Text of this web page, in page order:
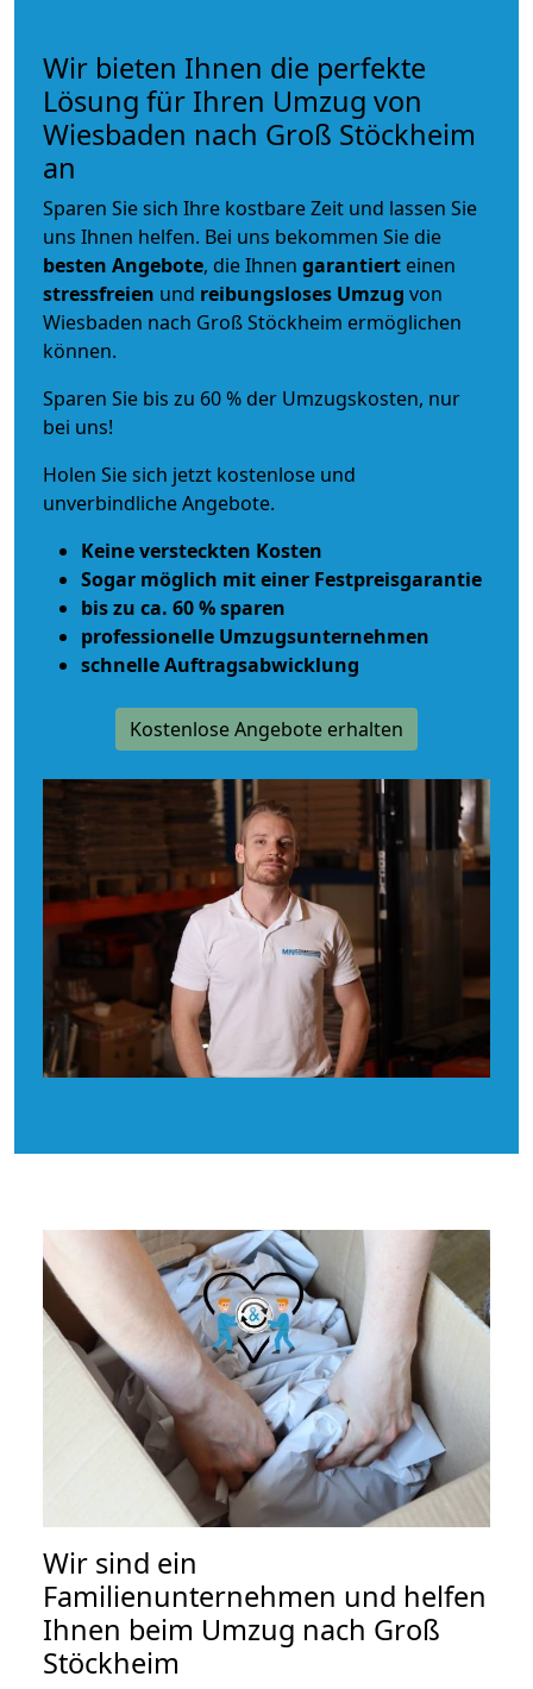
Wir bieten Ihnen die perfekte
Lösung für Ihren Umzug von
Wiesbaden nach Groß Stöckheim
an
Sparen Sie sich Ihre kostbare Zeit und lassen Sie
uns Ihnen helfen. Bei uns bekommen Sie die
besten Angebote, die Ihnen garantiert einen
stressfreien und reibungsloses Umzug von
Wiesbaden nach Groß Stöckheim ermöglichen
können.
Sparen Sie bis zu 60 % der Umzugskosten, nur
bei uns!
Holen Sie sich jetzt kostenlose und
unverbindliche Angebote.
Keine versteckten Kosten
Sogar möglich mit einer Festpreisgarantie
bis zu ca. 60 % sparen
professionelle Umzugsunternehmen
schnelle Auftragsabwicklung
Kostenlose Angebote erhalten
Wir sind ein
Familienunternehmen und helfen
Ihnen beim Umzug nach Groß
Stöckheim